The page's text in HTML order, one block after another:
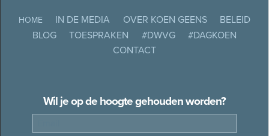
HOME IN DE MEDIA OVER KOEN GEENS
BELEID
BLOG
TOESPRAKEN #DWVG
#DAGKOEN
CONTACT
Wil je op de hoogte gehouden worden?